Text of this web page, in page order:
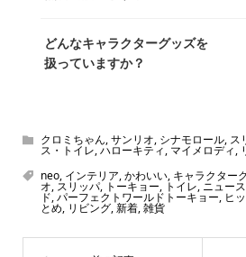
め、正確な情報をお伝えできないから
どんなキャラクターグッズを
扱っていますか？
ん！200種以上のトレンディなキャラ
をご紹介しています。生まれたばかり
ーをいち早く皆さんにお届けすること
ひとつです。
クロミちゃん,サンリオ, シナモロール, ス
ス・トイレ,ハローキティ, マイメロディ,
neo, インテリア,かわいい, キャラクター
オ, スリッパ, トーキョー, トイレ, ニュース
ド,パーフェクトワールドトーキョー, ヒ
とめ, リビング,新着,雑貨